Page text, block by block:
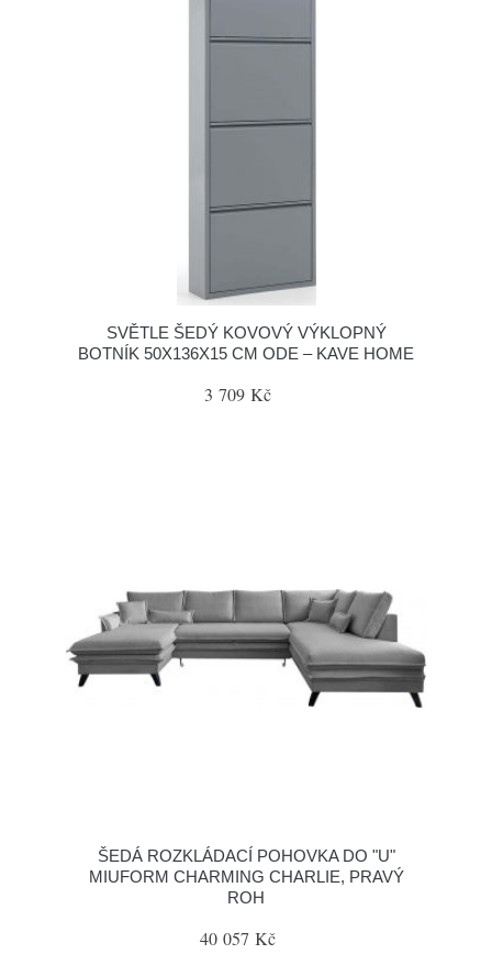
SVĚTLE ŠEDÝ KOVOVÝ VÝKLOPNÝ
BOTNÍK 50X136X15 CM ODE – KAVE HOME
3 709 Kč
ŠEDÁ ROZKLÁDACÍ POHOVKA DO "U"
MIUFORM CHARMING CHARLIE, PRAVÝ
ROH
40 057 Kč